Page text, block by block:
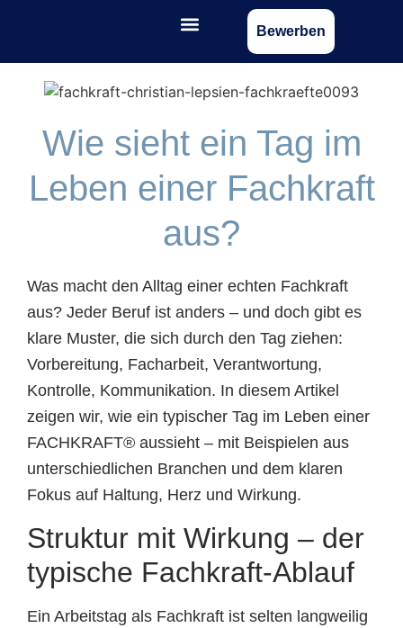
Bewerben
Wie sieht ein Tag im
Leben einer Fachkraft
aus?
Was macht den Alltag einer echten Fachkraft
aus? Jeder Beruf ist anders – und doch gibt es
klare Muster, die sich durch den Tag ziehen:
Vorbereitung, Facharbeit, Verantwortung,
Kontrolle, Kommunikation. In diesem Artikel
zeigen wir, wie ein typischer Tag im Leben einer
FACHKRAFT® aussieht – mit Beispielen aus
unterschiedlichen Branchen und dem klaren
Fokus auf Haltung, Herz und Wirkung.
Struktur mit Wirkung – der
typische Fachkraft-Ablauf
Ein Arbeitstag als Fachkraft ist selten langweilig